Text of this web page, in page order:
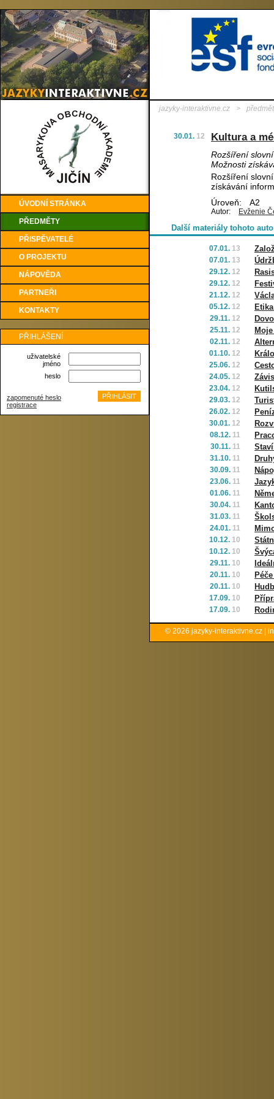
ÚVODNÍ STRÁNKA
PŘEDMĚTY
PŘISPĚVATELÉ
O PROJEKTU
NÁPOVĚDA
PARTNEŘI
KONTAKTY
PŘIHLÁŠENÍ
uživatelské
jméno
heslo
zapomenuté heslo
registrace
jazyky-interaktivne.cz >
30.01. 12 Kultura a
Rozšíření
Možnosti
Rozšíření
získávání
Úroveň:
A2
Autor: Evženie
Další materiály tohoto
07.01. 13
07.01. 13
29.12. 12
29.12. 12
21.12. 12
05.12. 12
29.11. 12
25.11. 12
02.11. 12
01.10. 12
25.06. 12
24.05. 12
23.04. 12
29.03. 12
26.02. 12
30.01. 12
08.12. 11
30.11. 11
31.10. 11
30.09. 11
23.06. 11
01.06. 11
30.04. 11
31.03. 11
24.01. 11
10.12. 10
10.12. 10
29.11. 10
20.11. 10
20.11. 10
17.09. 10
17.09. 10
© 2026 jazyky-interaktivne.cz